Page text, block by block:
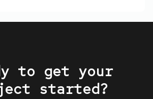
to get your
started?